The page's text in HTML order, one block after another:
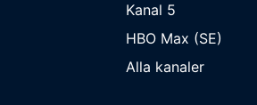
Kanal 5
HBO Max (SE)
Alla kanaler